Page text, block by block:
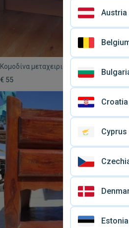
Κομοδίνα μεταχειρισμένα με δυνατότητα
σε Νότια και Βόρεια Προάστια
€ 55
Austria
Croatia
Cyprus
Estonia